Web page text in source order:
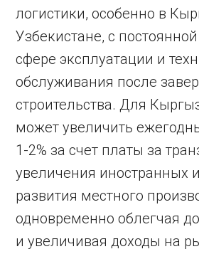
логистики, особенно в
Узбекистане, с
сфере эксплуатации и
обслуживания после
строительства. Для
может увеличить
1-2% за счет платы за
увеличения иностранных
развития местного
одновременно облегчая
и увеличивая доходы на